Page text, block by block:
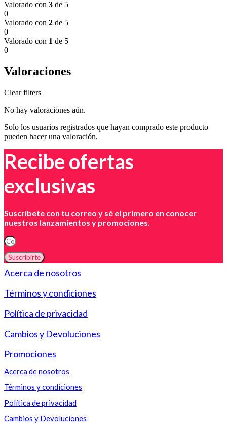
Valorado con 3 de 5
0
Valorado con 2 de 5
0
Valorado con 1 de 5
0
Valoraciones
Clear filters
No hay valoraciones aún.
Solo los usuarios registrados que hayan comprado este producto
pueden hacer una valoración.
Recibe ofertas
exclusivas
Suscríbete con tu correo y sé el primero en conocer
nuestros lanzamientos y promociones.
Suscribirte
Acerca de nosotros
Términos y condiciones
Política de privacidad
Cambios y Devoluciones
Promociones
Acerca de nosotros
Términos y condiciones
Política de privacidad
Cambios y Devoluciones